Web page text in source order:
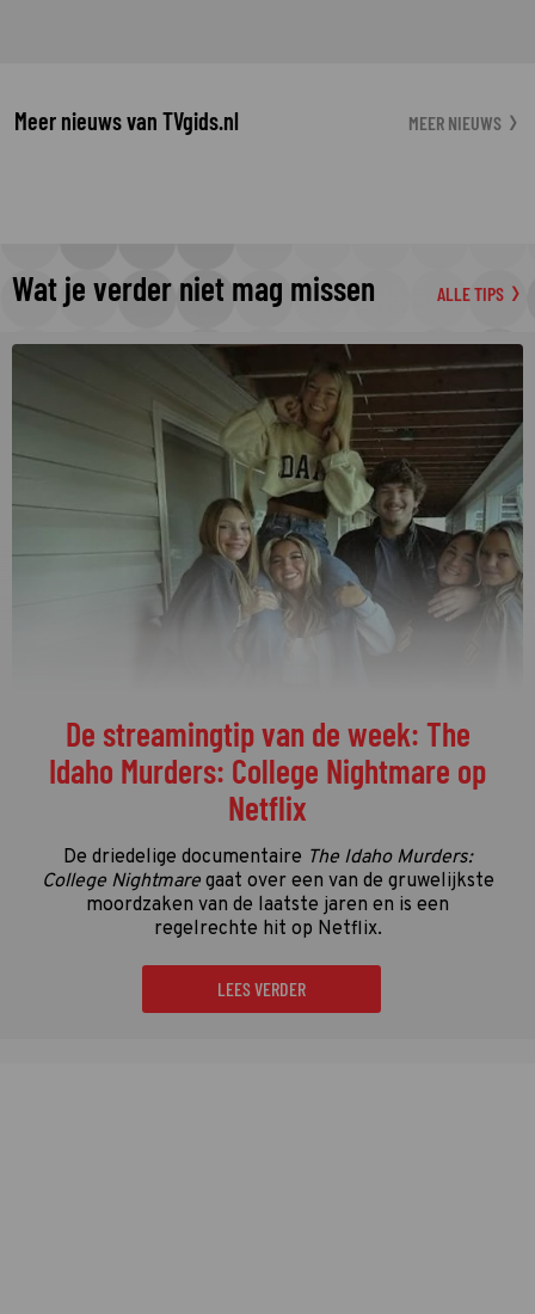
Meer nieuws van TVgids.nl MEER NIEUWS
Wat je verder niet mag missen ALLE TIPS
De streamingtip van de week: The
Idaho Murders: College Nightmare op
Netflix
De driedelige documentaire The Idaho Murders:
College Nightmaregaat over een van de gruwelijkste
moordzaken van de laatste jaren en is een
regelrechte hit op Netflix.
LEES VERDER